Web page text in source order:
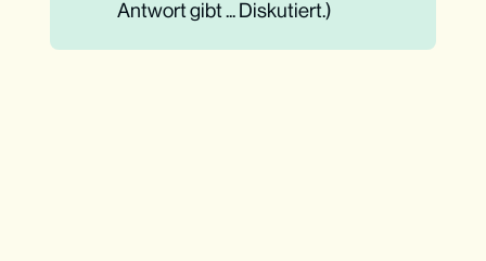
Antwort gibt ... Diskutiert.)